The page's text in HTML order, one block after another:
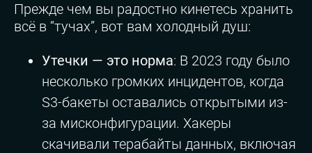
Прежде чем вы радостно кинетесь хранить
всё в “тучах”, вот вам холодный душ:
Утечки — это норма: В 2023 году было
несколько громких инцидентов, когда
S3-бакеты оставались открытыми из-
за мисконфигурации. Хакеры
скачивали терабайты данных, включая